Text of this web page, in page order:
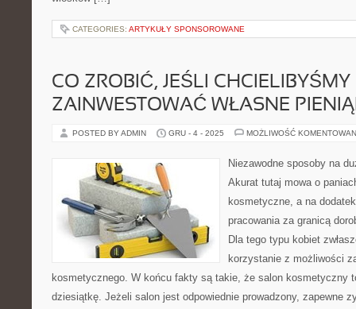
CATEGORIES: ARTYKUŁY SPONSOROWANE
CO ZROBIĆ, JEŚLI CHCIELIBYŚMY
ZAINWESTOWAĆ WŁASNE
POSTED BY ADMIN GRU - 4 - 2025 MOŻLIWOŚĆ
Niezawodne sposoby na
Akurat tutaj mowa o
kosmetyczne, a na
pracowania za granicą
Dla tego typu kobiet
korzystanie z możliwości
kosmetycznego. W końcu fakty są takie, że salon kosmetyczny
dziesiątkę. Jeżeli salon jest odpowiednie prowadzony, zapewne